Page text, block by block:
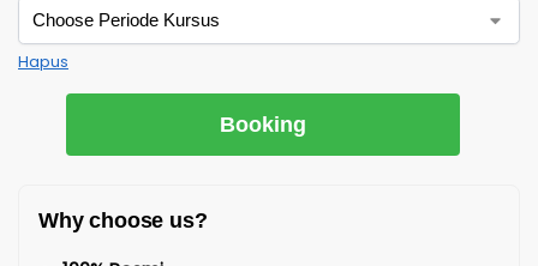
Hapus
Booking
Why choose us?